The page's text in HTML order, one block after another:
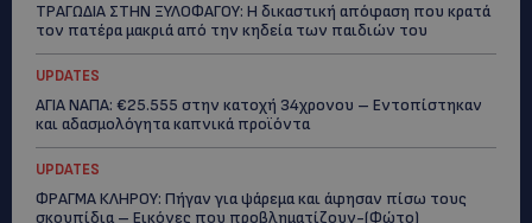
ΤΡΑΓΩΔΙΑ ΣΤΗΝ ΞΥΛΟΦΑΓΟΥ: Η δικαστική απόφαση που κρατά
τον πατέρα μακριά από την κηδεία των παιδιών του
UPDATES
ΑΓΙΑ ΝΑΠΑ: €25.555 στην κατοχή 34χρονου – Εντοπίστηκαν
και αδασμολόγητα καπνικά προϊόντα
UPDATES
ΦΡΑΓΜΑ ΚΛΗΡΟΥ: Πήγαν για ψάρεμα και άφησαν πίσω τους
σκουπίδια – Εικόνες που προβληματίζουν-(Φώτο)